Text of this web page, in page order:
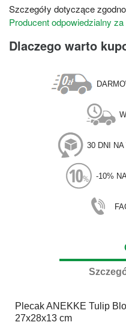
Szczegóły dotyczące
Producent odpowiedzialny
Dlaczego warto
30 DNI
-10%
PlecakANEKKE Tulip
27x28x13 cm